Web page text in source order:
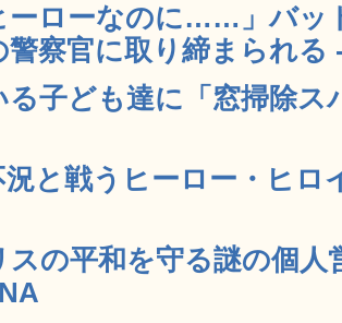
ーローなのに……」バッ
警察官に取り締まられる
る子ども達に「窓掃除
況と戦うヒーロー・ヒロ
スの平和を守る謎の個人